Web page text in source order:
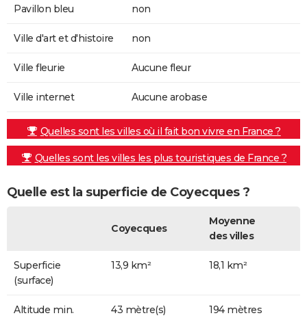
Pavillon bleu non
Ville d'art et d'histoire non
Ville fleurie Aucune fleur
Ville internet Aucune arobase
Quelles sont les villes où il fait bon vivre en France ?
Quelles sont les villes les plus touristiques de France ?
Quelle est la superficie de Coyecques ?
Coyecques
Moyenne
des villes
Superficie
(surface)
13,9 km² 18,1 km²
Altitude min. 43 mètre(s) 194 mètres